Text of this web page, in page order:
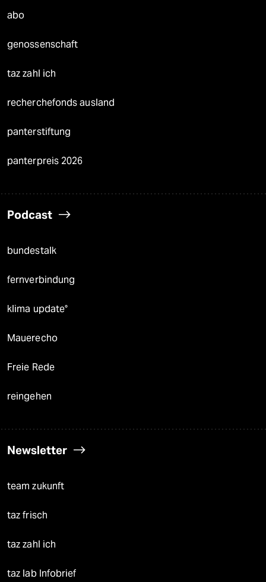
abo
genossenschaft
taz zahl ich
recherchefonds ausland
panterstiftung
panterpreis 2026
Podcast
bundestalk
fernverbindung
klima update°
Mauerecho
Freie Rede
reingehen
Newsletter
team zukunft
taz frisch
taz zahl ich
taz lab Infobrief